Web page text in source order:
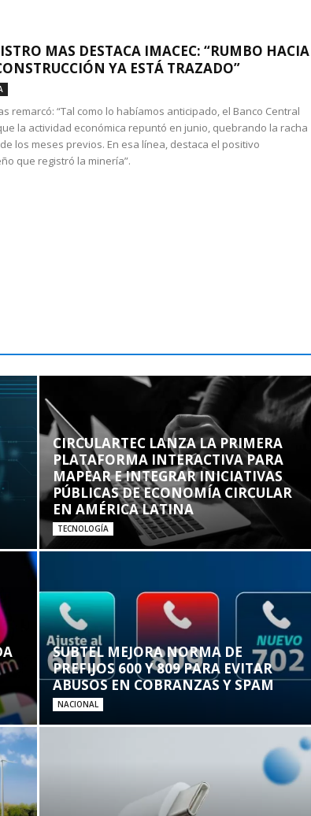
MAS DESTACA IMACEC: “RUMBO HACIA
YA ESTÁ TRAZADO”
remarcó: “Tal como lo habíamos anticipado, el Banco Central
la actividad económica repuntó en junio, quebrando la racha
los meses previos. En esa línea, destaca el positivo
que registró la minería”.
CIRCULARTEC LANZA LA PRIMERA
PLATAFORMA INTERACTIVA PARA
MAPEAR E INTEGRAR INICIATIVAS
PÚBLICAS DE ECONOMÍA CIRCULAR
EN AMÉRICA LATINA
TECNOLOGÍA
SUBTEL MEJORA NORMA DE
PREFIJOS 600 Y 809 PARA EVITAR
ABUSOS EN COBRANZAS Y SPAM
NACIONAL